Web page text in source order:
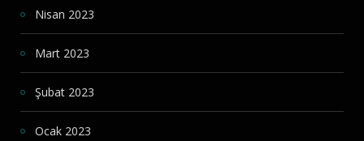
Nisan 2023
Mart 2023
Şubat 2023
Ocak 2023